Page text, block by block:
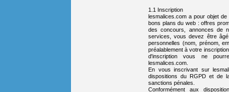
1.1 Inscription
lesmalices.com a pour objet
bons plans du web : offres
des concours, annonces de
services, vous devez être
personnelles (nom, prénom,
préalablement à votre
d'inscription vous ne
lesmalices.com.
En vous inscrivant sur
dispositions du RGPD et de
sanctions pénales.
Conformément aux